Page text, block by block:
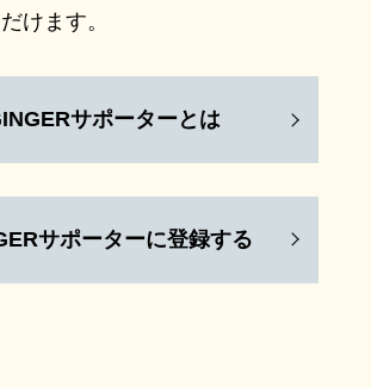
けます。
サポーターとは
サポーターに登録する